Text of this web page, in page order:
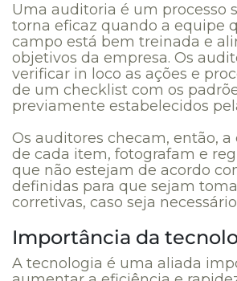
Uma auditoria é um processo
torna eficaz quando a equipe
campo está bem treinada e
objetivos da empresa. Os
verificar in loco as ações e
de um checklist com os
previamente estabelecidos
Os auditores checam, então,
de cada item, fotografam e
que não estejam de acordo
definidas para que sejam
corretivas, caso seja
Importância da
A tecnologia é uma aliada